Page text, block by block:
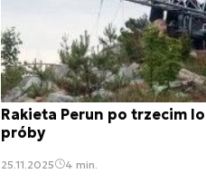
Rakieta Perun po trzecim
próby
25.11.2025 4 min.